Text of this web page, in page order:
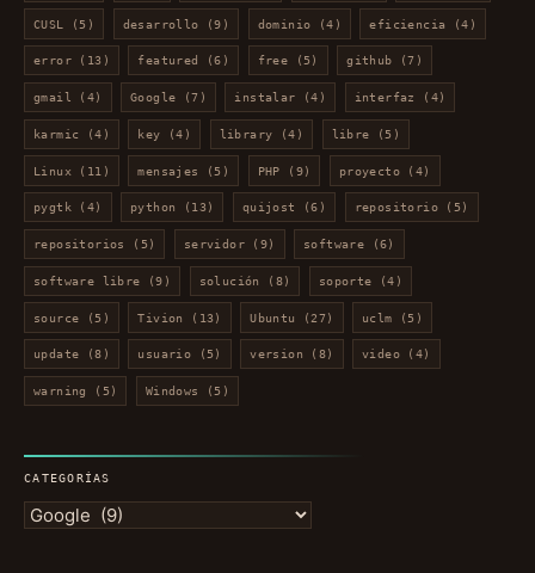
CUSL (5) desarrollo (9) dominio (4) eficiencia (4)
error(13) featured (6) free (5) github (7)
gmail (4) Google (7) instalar (4) interfaz (4)
karmic (4) key (4) library (4) libre (5)
Linux (11) mensajes (5) PHP (9) proyecto (4)
pygtk(4) python (13) quijost (6) repositorio (5)
repositorios (5) servidor(9) software (6)
software libre (9) solución (8) soporte (4)
source (5) Tivion (13) Ubuntu (27) uclm (5)
update (8) usuario (5) version (8) video (4)
warning (5) Windows (5)
CATEGORÍAS